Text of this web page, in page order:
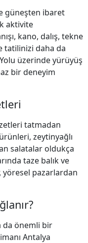
güneşten ibaret
aktivite
kano, dalış, tekne
tatilinizi daha da
üzerinde yürüyüş
bir deneyim
tatmadan
zeytinyağlı
salatalar oldukça
taze balık ve
yöresel pazarlardan
da önemli bir
Antalya